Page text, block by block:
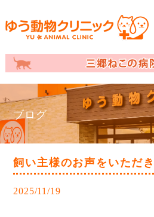
ブログ
飼い主様のお声をいただ
2025/11/19